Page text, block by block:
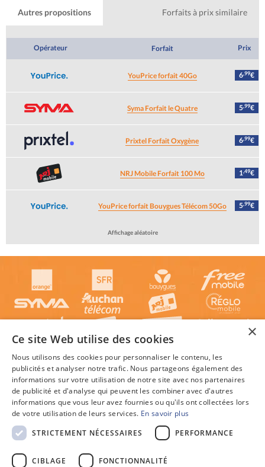
Autres propositions Forfaits à prix similaire
Opérateur Forfait Prix
YouPrice forfait 40Go 6,99€
Syma Forfait le Quatre 5,99€
Prixtel Forfait Oxygène 6,99€
NRJ Mobile Forfait 100 Mo 1,49€
YouPrice forfait Bouygues Télécom 50Go 5,99€
Affichage aléatoire
© 2026 Guide-Des-forfaits.fr : Trouver le forfait mobile le plus avantageux en France, au
Textes et concepts protégés par copyright - Tous droits réservés.
×
Ce site Web utilise des cookies
Nous utilisons des cookies pour personnaliser le contenu, les
publicités et analyser notre trafic. Nous partageons également des
informations sur votre utilisation de notre site avec nos partenaires
de publicité et d'analyse qui peuvent les combiner avec d'autres
informations que vous leur avez fournies ou qu'ils ont collectées lors
de votre utilisation de leurs services. En savoir plus
STRICTEMENT NÉCESSAIRES
PERFORMANCE
CIBLAGE FONCTIONNALITÉ